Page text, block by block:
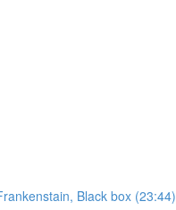
Black box (23:44)